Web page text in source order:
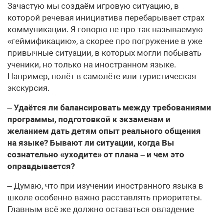
Зачастую мы создаём игровую ситуацию, в
которой речевая инициатива перебарывает страх
коммуникации. Я говорю не про так называемую
«геймификацию», а скорее про погружение в уже
привычные ситуации, в которых могли побывать
ученики, но только на иностранном языке.
Например, полёт в самолёте или туристическая
экскурсия.
–Удаётся ли балансировать между требованиями
программы, подготовкой к экзаменам и
желанием дать детям опыт реального общения
на языке? Бывают ли ситуации, когда Вы
сознательно «уходите» от плана – и чем это
оправдывается?
– Думаю, что при изучении иностранного языка в
школе особенно важно расставлять приоритеты.
Главным всё же должно оставаться овладение